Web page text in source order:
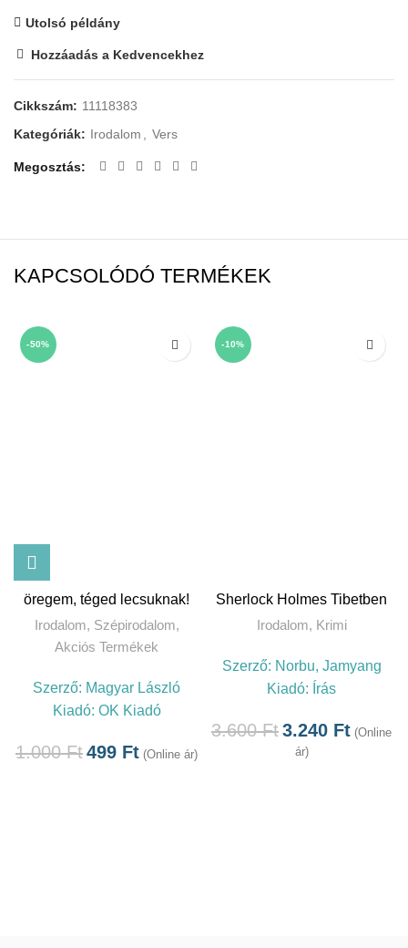
Utolsó példány
Hozzáadás a Kedvencekhez
Cikkszám: 11118383
Kategóriák: Irodalom , Vers
Megosztás
KAPCSOLÓDÓ TERMÉKEK
-50%
öregem, téged lecsuknak!
Irodalom, Szépirodalom,
Akciós Termékek
Szerző: Magyar László
Kiadó: OK Kiadó
1.000Ft499 Ft (Online ár)
-10%
Sherlock Holmes Tibetben
Irodalom, Krimi
Szerző: Norbu, Jamyang
Kiadó: Írás
3.600Ft3.240 Ft (Online
ár)